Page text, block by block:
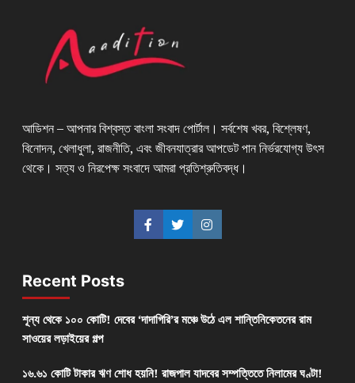
আডিশন – আপনার বিশ্বস্ত বাংলা সংবাদ পোর্টাল। সর্বশেষ খবর, বিশ্লেষণ,
বিনোদন, খেলাধুলা, রাজনীতি, এবং জীবনযাত্রার আপডেট পান নির্ভরযোগ্য উৎস
থেকে। সত্য ও নিরপেক্ষ সংবাদে আমরা প্রতিশ্রুতিবদ্ধ।
Recent Posts
শূন্য থেকে ১০০ কোটি! দেবের ‘দাদাগিরি’র মঞ্চে উঠে এল শান্তিনিকেতনের রাম
সাওয়ের লড়াইয়ের গল্প
১৬.৬১ কোটি টাকার ঋণ শোধ হয়নি! রাজপাল যাদবের সম্পত্তিতে নিলামের ঘণ্টা!